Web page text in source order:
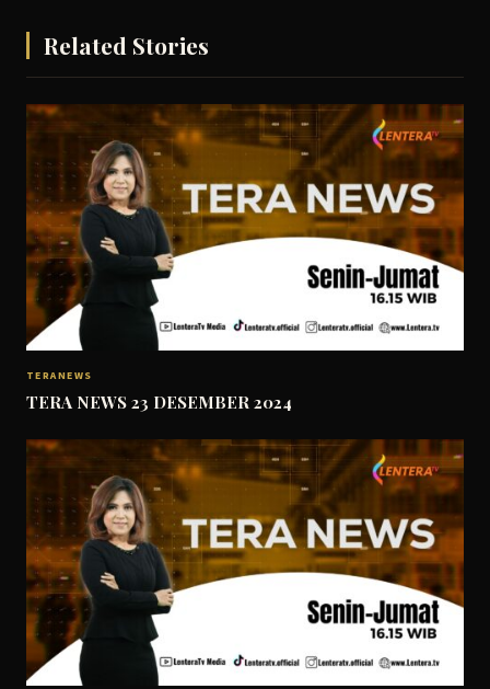
Related Stories
TERANEWS
TERA NEWS 23 DESEMBER 2024